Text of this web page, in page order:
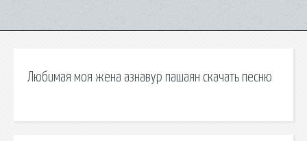
Любимая моя жена азнавур пашаян скачать песню